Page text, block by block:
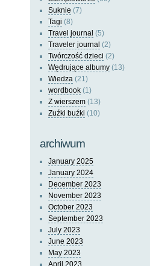
Suknie (7)
Tagi (8)
Travel journal (5)
Traveler journal (2)
Twórczość dzieci (2)
Wędrujące albumy (13)
Wiedza (21)
wordbook (1)
Z wierszem (13)
Zuźki buźki (10)
archiwum
January 2025
January 2024
December 2023
November 2023
October 2023
September 2023
July 2023
June 2023
May 2023
April 2023